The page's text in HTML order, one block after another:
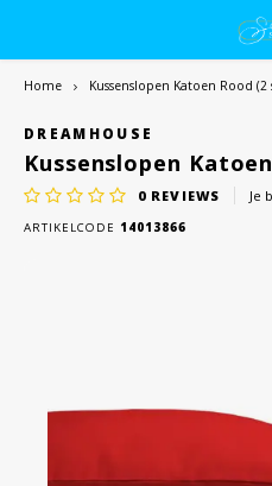
Home Kussenslopen Katoen Rood (2
DREAMHOUSE
Kussenslopen
0 REVIEWS Je
ARTIKELCODE 14013866